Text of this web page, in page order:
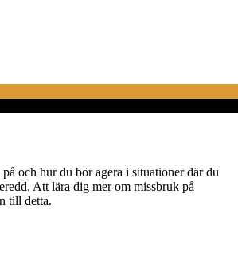
och hur du bör agera i situationer där du
Att lära dig mer om missbruk på
till detta.